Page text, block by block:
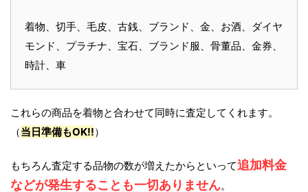
着物、切手、毛皮、古銭、ブランド、金、お酒、ダイヤ
モンド、プラチナ、宝石、ブランド服、骨董品、金券、
時計、車
これらの商品を着物と合わせて同時に査定してくれます。
（当日準備もOK!!）
もちろん査定する品物の数が増えたからといって追加料金
などが発生することも一切ありません。